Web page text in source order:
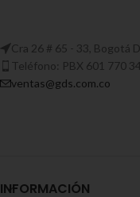
Cra 26 # 65 - 33, Bogotá
Teléfono: PBX 601 770
ventas@gds.com.co
INFORMACIÓN